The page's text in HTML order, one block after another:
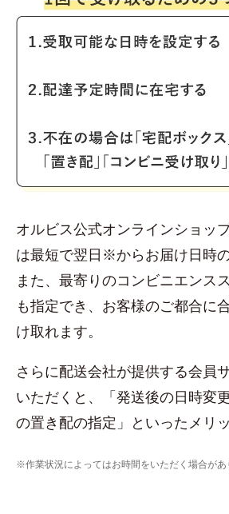
オルビス公式オンラインショッ
は最短で翌日※からお届け日時の
また、最寄りのコンビニエンス
も指定でき、お客様のご都合に
け取れます。
さらに配送会社が提供する会員
いただくと、「発送後の日時変
の置き配の指定」といったメリ
※作業状況によってはお時間をいただく場合があ